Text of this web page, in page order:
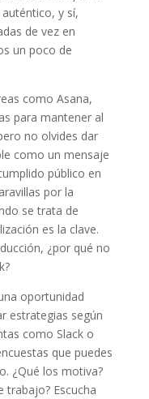
y sí,
de vez en
un poco de
como Asana,
para mantener al
no olvides dar
como un mensaje
público en
por la
se trata de
es la clave.
¿por qué no
oportunidad
estrategias según
como Slack o
que puedes
¿Qué los motiva?
trabajo? Escucha